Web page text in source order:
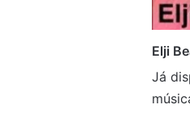
Elji
Já